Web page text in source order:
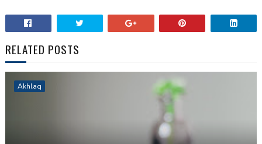
RELATED POSTS
Akhlaq